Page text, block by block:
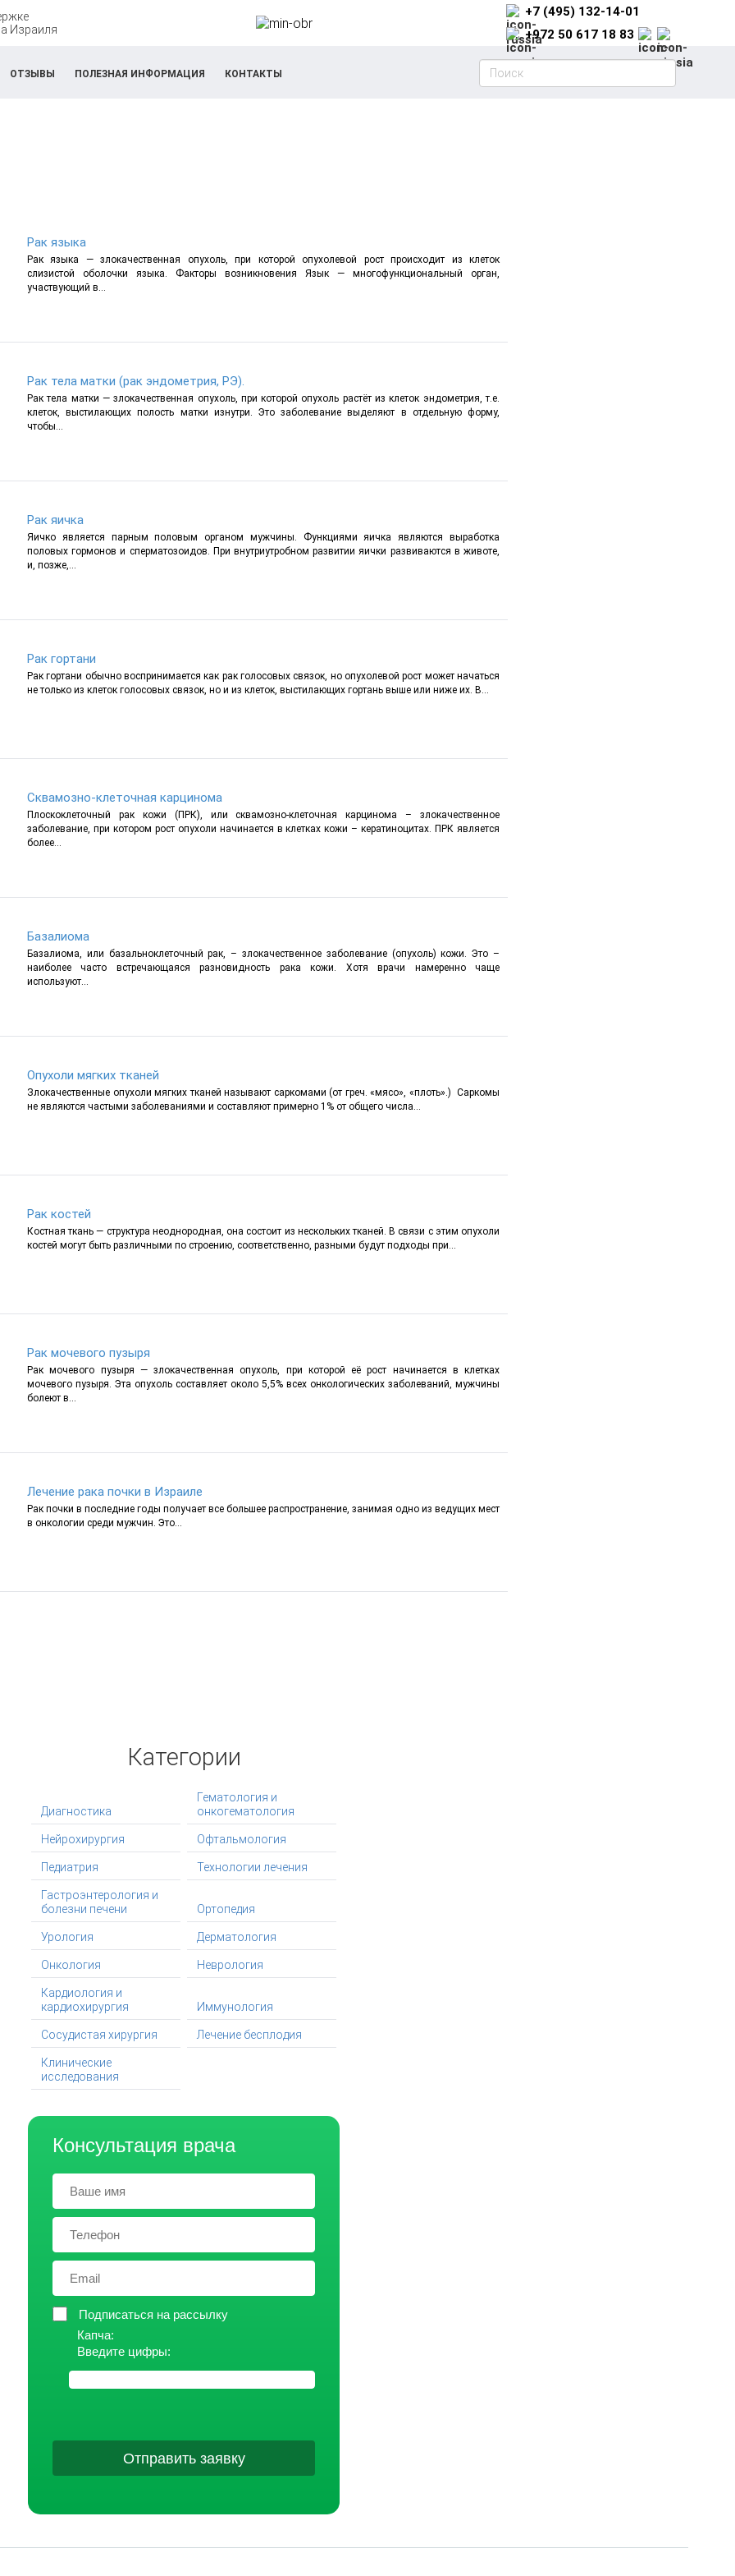
Израиля
+7 (495) 132-14-01
+972 50 617 18 83
ОТЗЫВЫ ПОЛЕЗНАЯ ИНФОРМАЦИЯ КОНТАКТЫ
Рак языка
Рак языка — злокачественная опухоль, при которой опухолевой рост происходит из клеток
слизистой оболочки языка. Факторы возникновения Язык — многофункциональный орган,
участвующий в...
Рак тела матки (рак эндометрия, РЭ).
Рак тела матки — злокачественная опухоль, при которой опухоль растёт из клеток эндометрия, т.е.
клеток, выстилающих полость матки изнутри. Это заболевание выделяют в отдельную форму,
чтобы...
Рак яичка
Яичко является парным половым органом мужчины. Функциями яичка являются выработка
половых гормонов и сперматозоидов. При внутриутробном развитии яички развиваются в животе,
и, позже,...
Рак гортани
Рак гортани обычно воспринимается как рак голосовых связок, но опухолевой рост может начаться
не только из клеток голосовых связок, но и из клеток, выстилающих гортань выше или ниже их. В...
Сквамозно-клеточная карцинома
Плоскоклеточный рак кожи (ПРК), или сквамозно-клеточная карцинома – злокачественное
заболевание, при котором рост опухоли начинается в клетках кожи – кератиноцитах. ПРК является
более...
Базалиома
Базалиома, или базальноклеточный рак, – злокачественное заболевание (опухоль) кожи. Это –
наиболее часто встречающаяся разновидность рака кожи. Хотя врачи намеренно чаще
используют...
Опухоли мягких тканей
Злокачественные опухоли мягких тканей называют саркомами (от греч. «мясо», «плоть».) Саркомы
не являются частыми заболеваниями и составляют примерно 1% от общего числа...
Рак костей
Костная ткань — структура неоднородная, она состоит из нескольких тканей. В связи с этим опухоли
костей могут быть различными по строению, соответственно, разными будут подходы при...
Рак мочевого пузыря
Рак мочевого пузыря — злокачественная опухоль, при которой её рост начинается в клетках
мочевого пузыря. Эта опухоль составляет около 5,5% всех онкологических заболеваний, мужчины
болеют в...
Лечение рака почки в Израиле
Рак почки в последние годы получает все большее распространение, занимая одно из ведущих мест
в онкологии среди мужчин. Это...
Категории
Диагностика
Гематология и
онкогематология
Нейрохирургия Офтальмология
Педиатрия Технологии лечения
Гастроэнтерология и
болезни печени
Ортопедия
Урология Дерматология
Онкология Неврология
Кардиология и
кардиохирургия
Иммунология
Сосудистая хирургия Лечение бесплодия
Клинические
исследования
Консультация врача
Подписаться на рассылку
Капча:
Введите цифры:
Отправить заявку